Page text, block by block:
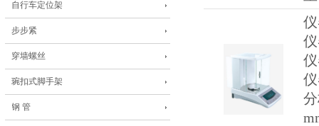
自行车定位架
步步紧
穿墙螺丝
琬扣式脚手架
钢 管